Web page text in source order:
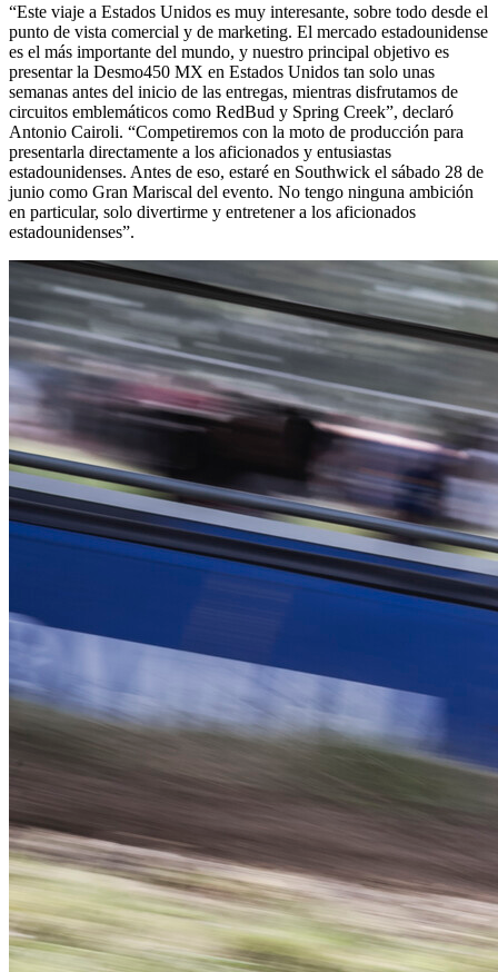
“Este viaje a Estados Unidos es muy interesante, sobre todo desde el
punto de vista comercial y de marketing. El mercado estadounidense
es el más importante del mundo, y nuestro principal objetivo es
presentar la Desmo450 MX en Estados Unidos tan solo unas
semanas antes del inicio de las entregas, mientras disfrutamos de
circuitos emblemáticos como RedBud y Spring Creek”, declaró
Antonio Cairoli. “Competiremos con la moto de producción para
presentarla directamente a los aficionados y entusiastas
estadounidenses. Antes de eso, estaré en Southwick el sábado 28 de
junio como Gran Mariscal del evento. No tengo ninguna ambición
en particular, solo divertirme y entretener a los aficionados
estadounidenses”.